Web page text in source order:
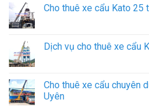
Cho thuê xe cẩu Kato 25
Dịch vụ cho thuê xe cẩu
Cho thuê xe cẩu chuyên
Uyên